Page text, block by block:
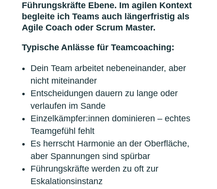
Führungskräfte Ebene. Im agilen Kontext
begleite ich Teams auch längerfristig als
Agile Coach oder Scrum Master.
Typische Anlässe für Teamcoaching:
Dein Team arbeitet nebeneinander, aber
nicht miteinander
Entscheidungen dauern zu lange oder
verlaufen im Sande
Einzelkämpfer:innen dominieren – echtes
Teamgefühl fehlt
Es herrscht Harmonie an der Oberfläche,
aber Spannungen sind spürbar
Führungskräfte werden zu oft zur
Eskalationsinstanz